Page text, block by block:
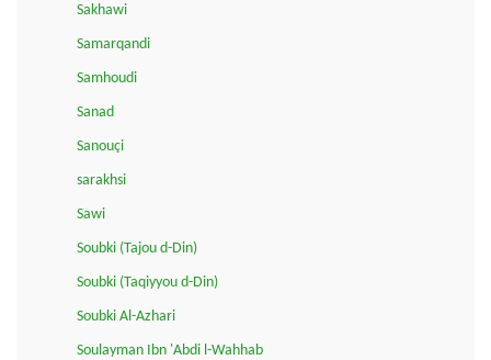
Sakhawi
Samarqandi
Samhoudi
Sanad
Sanouçi
sarakhsi
Sawi
Soubki (Tajou d-Din)
Soubki (Taqiyyou d-Din)
Soubki Al-Azhari
Soulayman Ibn 'Abdi l-Wahhab